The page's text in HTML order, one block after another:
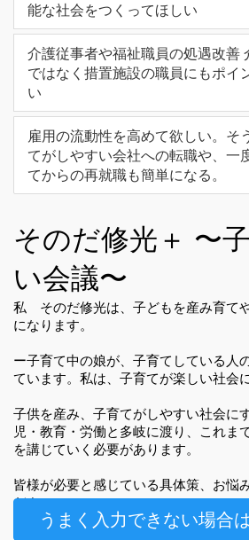
能な社会をつくってほしい
介護従事者や福祉職員の処遇改善
ではなく措置施設の職員にもポイ
い
雇用の流動性を高めて欲しい。そ
てがしやすい会社への転職や、一
てからの再就職も簡単になる。
うまく入力できない場合